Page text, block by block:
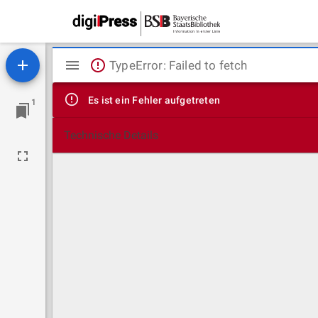
1
Mirador
Viewer
TypeError: Failed to fetch
Es ist ein Fehler aufgetreten
Technische Details